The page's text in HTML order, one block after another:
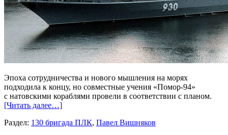
Эпоха сотрудничества и нового мышления на морях
подходила к концу, но совместные учения «Помор-94»
с натовскими кораблями провели в соответствии с планом.
[Читать далее…]
Раздел: 130 бригада ПЛК, Павел Вишняков